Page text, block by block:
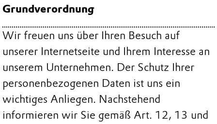
Grundverordnung
Wir freuen uns über Ihren Besuch auf
unserer Internetseite und Ihrem Interesse an
unserem Unternehmen. Der Schutz Ihrer
personenbezogenen Daten ist uns ein
wichtiges Anliegen. Nachstehend
informieren wir Sie gemäß Art. 12, 13 und